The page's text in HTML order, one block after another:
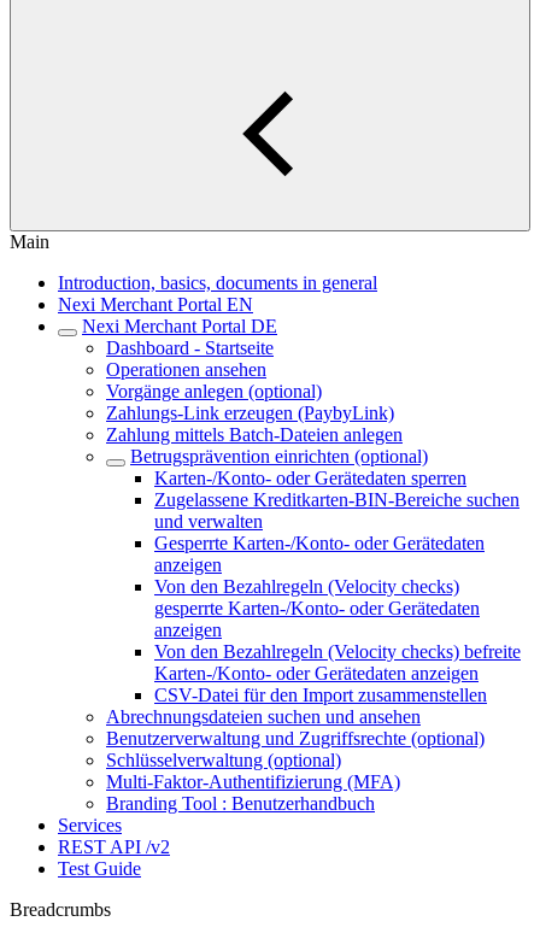
Main
Introduction, basics, documents in general
Nexi Merchant Portal EN
Nexi Merchant Portal DE
Dashboard - Startseite
Operationen ansehen
Vorgänge anlegen (optional)
Zahlungs-Link erzeugen (PaybyLink)
Zahlung mittels Batch-Dateien anlegen
Betrugsprävention einrichten (optional)
Karten-/Konto- oder Gerätedaten sperren
Zugelassene Kreditkarten-BIN-Bereiche suchen
und verwalten
Gesperrte Karten-/Konto- oder Gerätedaten
anzeigen
Von den Bezahlregeln (Velocity checks)
gesperrte Karten-/Konto- oder Gerätedaten
anzeigen
Von den Bezahlregeln (Velocity checks) befreite
Karten-/Konto- oder Gerätedaten anzeigen
CSV-Datei für den Import zusammenstellen
Abrechnungsdateien suchen und ansehen
Benutzerverwaltung und Zugriffsrechte (optional)
Schlüsselverwaltung (optional)
Multi-Faktor-Authentifizierung (MFA)
Branding Tool : Benutzerhandbuch
Services
REST API /v2
Test Guide
Breadcrumbs